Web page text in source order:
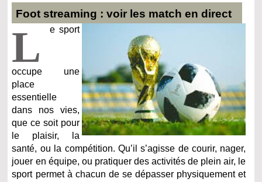
Foot streaming : voir les match en direct
L e sport
occupe une
place
essentielle
dans nos vies,
que ce soit pour
le plaisir, la
santé, ou la compétition. Qu’il s’agisse de courir, nager,
jouer en équipe, ou pratiquer des activités de plein air, le
sport permet à chacun de se dépasser physiquement et